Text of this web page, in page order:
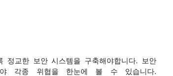
정교한 보안 시스템을 구축해야합니다. 보안
야 각종 위협을 한눈에 볼 수 있습니다.